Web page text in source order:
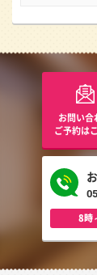
お問い合
ご予約は
8時